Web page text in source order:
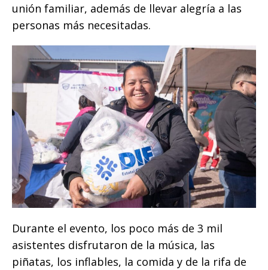
unión familiar, además de llevar alegría a las
personas más necesitadas.
Durante el evento, los poco más de 3 mil
asistentes disfrutaron de la música, las
piñatas, los inflables, la comida y de la rifa de